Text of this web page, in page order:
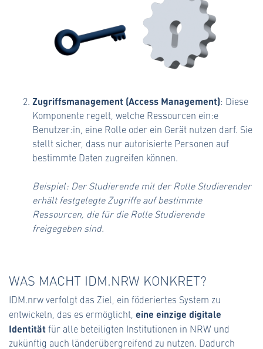
Zugriffsmanagement (Access Management): Diese
Komponente regelt, welche Ressourcen ein:e
Benutzer:in, eine Rolle oder ein Gerät nutzen darf. Sie
stellt sicher, dass nur autorisierte Personen auf
bestimmte Daten zugreifen können.
Beispiel: Der Studierende mit der Rolle Studierender
erhält festgelegte Zugriffe auf bestimmte
Ressourcen, die für die Rolle Studierende
freigegeben sind.
WAS MACHT IDM.NRW KONKRET?
IDM.nrw verfolgt das Ziel, ein föderiertes System zu
entwickeln, das es ermöglicht, eine einzige digitale
Identitätfür alle beteiligten Institutionen in NRW und
zukünftig auch länderübergreifend zu nutzen. Dadurch